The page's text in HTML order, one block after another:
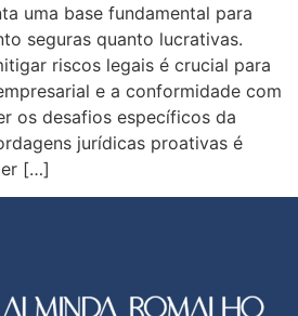
uma base fundamental para
seguras quanto lucrativas.
riscos legais é crucial para
e a conformidade com
os desafios específicos da
jurídicas proativas é
[…]